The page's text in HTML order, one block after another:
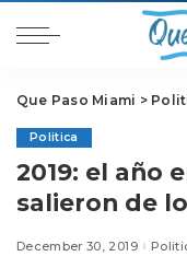
Que Paso Miami >
Politica
2019: el año
salieron de
December 30, 2019